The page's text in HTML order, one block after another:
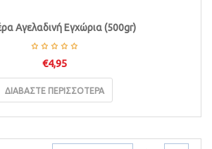
Αγελαδινή Εγχώρια (500gr)
€4,95
ΔΙΑΒΆΣΤΕ ΠΕΡΙΣΣΌΤΕΡΑ